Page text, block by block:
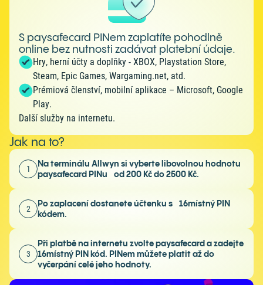
S paysafecard PINem zaplatíte pohodlně
online bez nutnosti zadávat platební údaje.
Hry, herní účty a doplňky - XBOX, Playstation Store,
Steam, Epic Games, Wargaming.net, atd.
Prémiová členství, mobilní aplikace – Microsoft, Google
Play.
Další služby na internetu.
Jak na to?
1
Na terminálu Allwyn si vyberte libovolnou hodnotu
paysafecard PINu od 200 Kč do 2500 Kč.
2
Po zaplacení dostanete účtenku s 16místný PIN
kódem.
3
Při platbě na internetu zvolte paysafecard a zadejte
16místný PIN kód. PINem můžete platit až do
vyčerpání celé jeho hodnoty.